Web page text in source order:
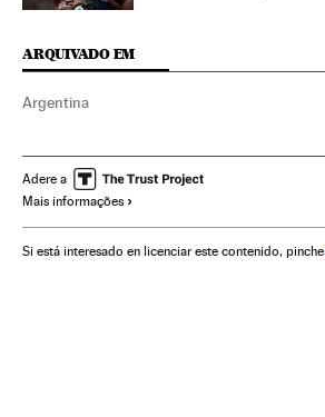
ARQUIVADO EM
Argentina
Adere a
Mais informações
Si está interesado en licenciar este contenido, pinche